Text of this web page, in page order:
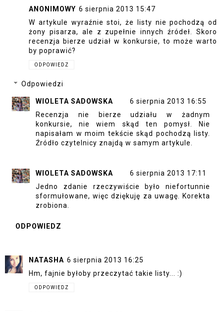
ANONIMOWY 6 sierpnia 2013 15:47
W artykule wyraźnie stoi, że listy nie pochodzą od
żony pisarza, ale z zupełnie innych źródeł. Skoro
recenzja bierze udział w konkursie, to może warto
by poprawić?
ODPOWIEDZ
Odpowiedzi
WIOLETA SADOWSKA
6 sierpnia 2013 16:55
Recenzja nie bierze udziału w żadnym
konkursie, nie wiem skąd ten pomysł. Nie
napisałam w moim tekście skąd pochodzą listy.
Źródło czytelnicy znajdą w samym artykule.
WIOLETA SADOWSKA
6 sierpnia 2013 17:11
Jedno zdanie rzeczywiście było niefortunnie
sformułowane, więc dziękuję za uwagę. Korekta
zrobiona.
ODPOWIEDZ
NATASHA 6 sierpnia 2013 16:25
Hm, fajnie byłoby przeczytać takie listy... :)
ODPOWIEDZ